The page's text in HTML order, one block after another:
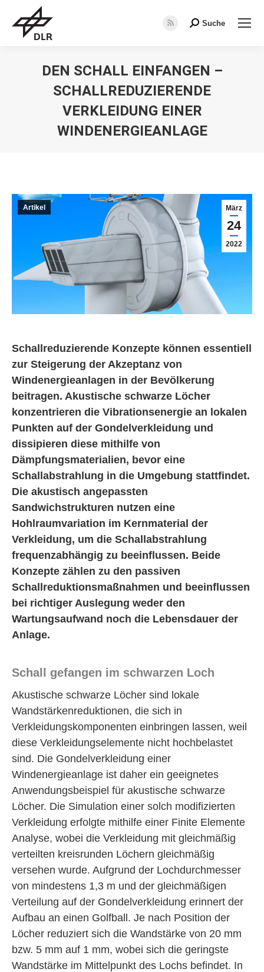
RSS
in
new
window
Search:
Suche
DEN SCHALL EINFANGEN –
SCHALLREDUZIERENDE
VERKLEIDUNG EINER
WINDENERGIEANLAGE
März
24
2022
Artikel
Schallreduzierende Konzepte können essentiell
zur Steigerung der Akzeptanz von
Windenergieanlagen in der Bevölkerung
beitragen. Akustische schwarze Löcher
konzentrieren die Vibrationsenergie an lokalen
Punkten auf der Gondelverkleidung und
dissipieren diese mithilfe von
Dämpfungsmaterialien, bevor eine
Schallabstrahlung in die Umgebung stattfindet.
Die akustisch angepassten
Sandwichstrukturen nutzen eine
Hohlraumvariation im Kernmaterial der
Verkleidung, um die Schallabstrahlung
frequenzabhängig zu beeinflussen. Beide
Konzepte zählen zu den passiven
Schallreduktionsmaßnahmen und beeinflussen
bei richtiger Auslegung weder den
Wartungsaufwand noch die Lebensdauer der
Anlage.
Schall gefangen im schwarzen Loch
Akustische schwarze Löcher sind lokale
Wandstärkenreduktionen, die sich in
Verkleidungskomponenten einbringen lassen, weil
diese Verkleidungselemente nicht hochbelastet
sind. Die Gondelverkleidung einer
Windenergieanlage ist daher ein geeignetes
Anwendungsbeispiel für akustische schwarze
Löcher. Die Simulation einer solch modifizierten
Verkleidung erfolgte mithilfe einer Finite Elemente
Analyse, wobei die Verkleidung mit gleichmäßig
verteilten kreisrunden Löchern gleichmäßig
versehen wurde. Aufgrund der Lochdurchmesser
von mindestens 1,3 m und der gleichmäßigen
Verteilung auf der Gondelverkleidung erinnert der
Aufbau an einen Golfball. Je nach Position der
Löcher reduziert sich die Wandstärke von 20 mm
bzw. 5 mm auf 1 mm, wobei sich die geringste
Wandstärke im Mittelpunkt des Lochs befindet. In